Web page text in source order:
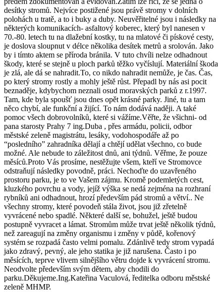
desítky stromů. Nejvíce postižené jsou právě stromy v dolních
polohách u tratě, a to i buky a duby. Neuvěřitelné jsou i následky na
některých komunikacích- asfaltový koberec, který byl nanesen v
70.-80. letech tu na dlažební kostky, tu na mlatové či pískové cesty,
je doslova sloupnut v délce několika desítek metrů a srolován. Jako
by i tímto aktem se příroda bránila. V tuto chvíli nelze odhadnout
škody, které se stejně u ploch parků těžko vyčíslují. Materiální škoda
je zlá, ale dá se nahradit.To, co nikdo nahradit nemůže, je čas. Čas,
po který stromy rostly a mohly ještě růst. Přepadl by nás asi pocit
beznaděje, kdybychom neznali osud moravských parků z r.1997.
Tam, kde byla spoušť jsou dnes opět krásné parky. Jiné, tu a tam
něco chybí, ale funkční a žijící. To nám dodává naději. A také
pomoc všech dobrovolníků, které si vážíme.Věřte, že všichni- od
pana starosty Prahy 7 ing.Duba , přes armádu, policii, odbor
městské zeleně magistrátu, lesáky, vodohospodáře až po
“posledního” zahradníka dělají a chtějí udělat všechno, co bude
možné. Ale nebude to záležitost dnů, ani týdnů. Věřme, že pouze
měsíců.Proto Vás prosíme, nestěžujte všem, kteří ve Stromovce
odstraňují následky povodně, práci. Nechoďte do uzavřeného
prostoru parku, je to ve Vašem zájmu. Kromě podemletých cest,
kluzkého povrchu a vody, jejíž výška se nedá zejména na rozhraní
rybníků ani odhadnout, hrozí především pád stromů a větví.. Ne
všechny stromy, které povodeň stála život, jsou již zřetelně
vyvrácené nebo spadlé. Některé další se, bohužel, ještě budou
postupně vyvracet a lámat. Stromům může trvat ještě několik týdnů,
než zareagují na změny organismu i změny v půdě, kořenový
systém se rozpadá často velmi pomalu. Zdánlivě tedy strom vypadá
jako zdravý, pevný, ale jeho statika je již narušena. Často i po
měsících, teprve vlivem silnějšího větru dojde k vyvrácení stromu.
Neodvolte především svým dětem, aby chodili do
parku.Děkujeme.Ing.Kateřina Vaculová, ředitelka odboru městské
zeleně MHMP.